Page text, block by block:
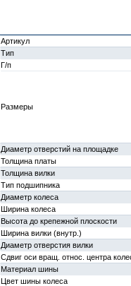
Артикул
Тип
Г/п
Размеры
Диаметр отверстий на площадке
Толщина платы
Толщина вилки
Тип подшипника
Диаметр колеса
Ширина колеса
Высота до крепежной плоскости
Ширина вилки (внутр.)
Диаметр отверстия вилки
Сдвиг оси вращ. относ. центра
Материал шины
Цвет шины колеса